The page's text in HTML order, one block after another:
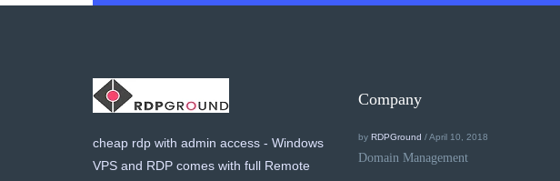
cheap rdp with admin access - Windows
VPS and RDP comes with full Remote
Company
by RDPGround / April 10, 2018
Domain Management